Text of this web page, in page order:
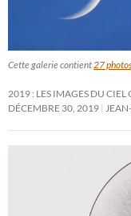
Cette galerie contient27
2019 : LES IMAGES DU
DÉCEMBRE 30, 2019